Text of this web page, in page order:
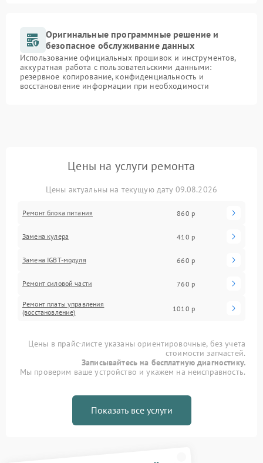
Оригинальные программные решение и
безопасное обслуживание данных
Использование официальных прошивок и инструментов,
аккуратная работа с пользовательскими данными:
резервное копирование, конфиденциальность и
восстановление информации при необходимости
Цены на услуги ремонта
Цены актуальны на текущую дату 09.08.2026
Ремонт блока питания 860 р
Замена кулера 410 р
Замена IGBT-модуля 660 р
Ремонт силовой части 760 р
Ремонт платы управления
(восстановление)
1010 р
Цены в прайс-листе указаны ориентировочные, без учета
стоимости запчастей.
Записывайтесь на бесплатную диагностику.
Мы проверим ваше устройство и укажем на неисправность.
Показать все услуги